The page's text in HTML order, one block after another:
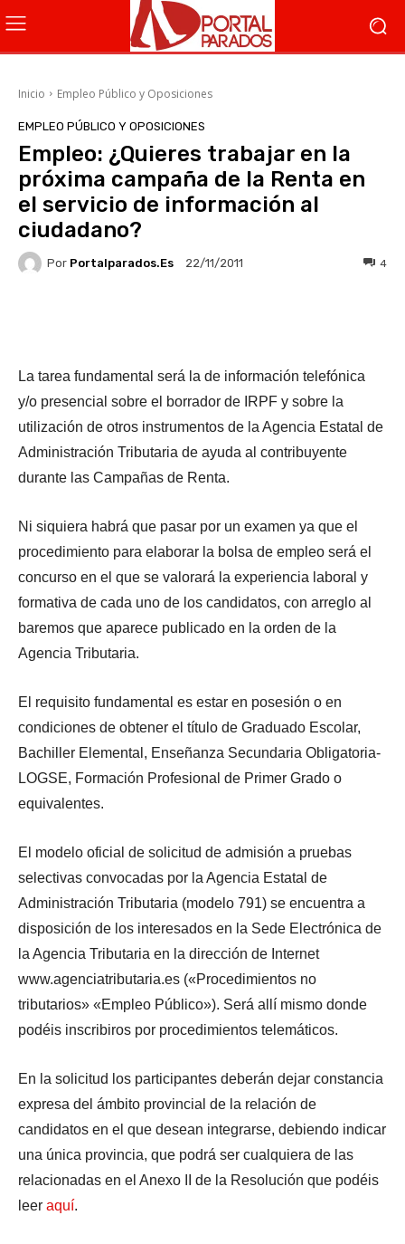
Inicio Empleo Público y Oposiciones
EMPLEO PÚBLICO Y OPOSICIONES
Empleo: ¿Quieres trabajar en la
próxima campaña de la Renta en
el servicio de información al
ciudadano?
Por Portalparados.es 22/11/2011 4
La tarea fundamental será la de información telefónica
y/o presencial sobre el borrador de IRPF y sobre la
utilización de otros instrumentos de la Agencia Estatal de
Administración Tributaria de ayuda al contribuyente
durante las Campañas de Renta.
Ni siquiera habrá que pasar por un examen ya que el
procedimiento para elaborar la bolsa de empleo será el
concurso en el que se valorará la experiencia laboral y
formativa de cada uno de los candidatos, con arreglo al
baremos que aparece publicado en la orden de la
Agencia Tributaria.
El requisito fundamental es estar en posesión o en
condiciones de obtener el título de Graduado Escolar,
Bachiller Elemental, Enseñanza Secundaria Obligatoria-
LOGSE, Formación Profesional de Primer Grado o
equivalentes.
El modelo oficial de solicitud de admisión a pruebas
selectivas convocadas por la Agencia Estatal de
Administración Tributaria (modelo 791) se encuentra a
disposición de los interesados en la Sede Electrónica de
la Agencia Tributaria en la dirección de Internet
www.agenciatributaria.es («Procedimientos no
tributarios» «Empleo Público»). Será allí mismo donde
podéis inscribiros por procedimientos telemáticos.
En la solicitud los participantes deberán dejar constancia
expresa del ámbito provincial de la relación de
candidatos en el que desean integrarse, debiendo indicar
una única provincia, que podrá ser cualquiera de las
relacionadas en el Anexo II de la Resolución que podéis
leer aquí.